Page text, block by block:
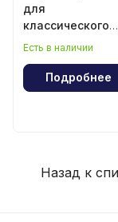
для
классического
волейбола для
Есть в наличии
Подробнее
Назад к